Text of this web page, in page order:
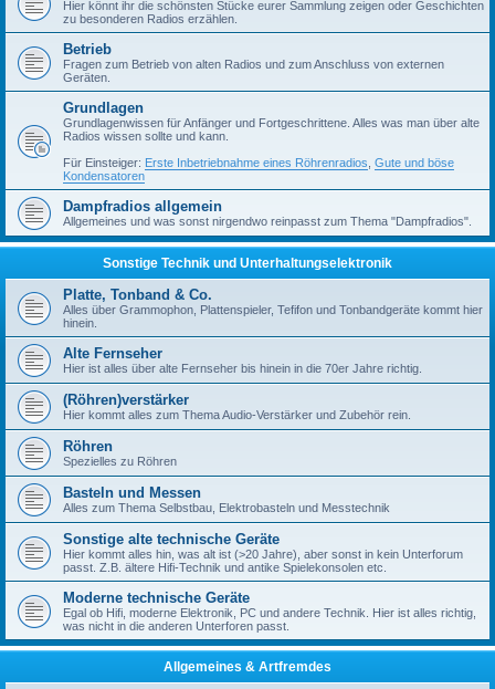
Hier könnt ihr die schönsten Stücke eurer Sammlung zeigen oder Geschichten
zu besonderen Radios erzählen.
Betrieb
Fragen zum Betrieb von alten Radios und zum Anschluss von externen
Geräten.
Grundlagen
Grundlagenwissen für Anfänger und Fortgeschrittene. Alles was man über alte
Radios wissen sollte und kann.
Für Einsteiger: Erste Inbetriebnahme eines Röhrenradios Gute und böse
Kondensatoren
Dampfradios allgemein
Allgemeines und was sonst nirgendwo reinpasst zum Thema "Dampfradios".
Sonstige Technik und Unterhaltungselektronik
Platte, Tonband & Co.
Alles über Grammophon, Plattenspieler, Tefifon und Tonbandgeräte kommt hier
hinein.
Alte Fernseher
Hier ist alles über alte Fernseher bis hinein in die 70er Jahre richtig.
(Röhren)verstärker
Hier kommt alles zum Thema Audio-Verstärker und Zubehör rein.
Röhren
Spezielles zu Röhren
Basteln und Messen
Alles zum Thema Selbstbau, Elektrobasteln und Messtechnik
Sonstige alte technische Geräte
Hier kommt alles hin, was alt ist (>20 Jahre), aber sonst in kein Unterforum
passt. Z.B. ältere Hifi-Technik und antike Spielekonsolen etc.
Moderne technische Geräte
Egal ob Hifi, moderne Elektronik, PC und andere Technik. Hier ist alles richtig,
was nicht in die anderen Unterforen passt.
Allgemeines & Artfremdes